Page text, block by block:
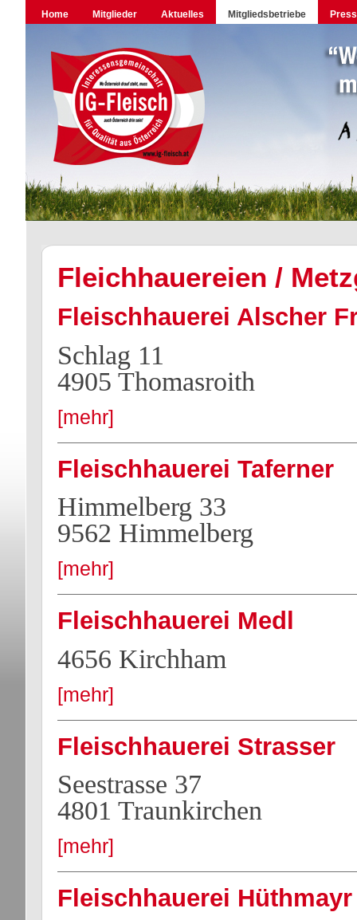
Home Mitglieder Aktuelles Mitgliedsbetriebe
Fleichhauereien /
Fleischhauerei Alscher
Schlag 11
4905 Thomasroith
[mehr]
Fleischhauerei Taferner
Himmelberg 33
9562 Himmelberg
[mehr]
Fleischhauerei Medl
4656 Kirchham
[mehr]
Fleischhauerei Strasser
Seestrasse 37
4801 Traunkirchen
[mehr]
Fleischhauerei Hüthmayr